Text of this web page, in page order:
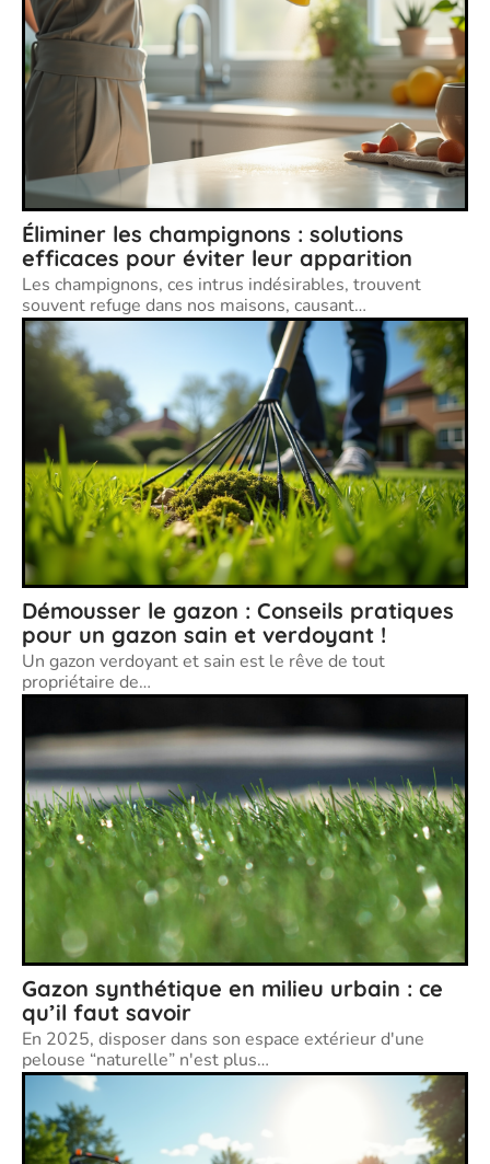
Éliminer les champignons : solutions
efficaces pour éviter leur apparition
Les champignons, ces intrus indésirables, trouvent
souvent refuge dans nos maisons, causant…
Démousser le gazon : Conseils pratiques
pour un gazon sain et verdoyant !
Un gazon verdoyant et sain est le rêve de tout
propriétaire de…
Gazon synthétique en milieu urbain : ce
qu’il faut savoir
En 2025, disposer dans son espace extérieur d'une
pelouse “naturelle” n'est plus…